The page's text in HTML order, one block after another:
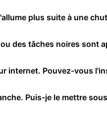
plus suite à une
des tâches noires sont
internet. Pouvez-vous
Puis-je le mettre